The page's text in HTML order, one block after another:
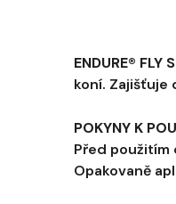
ENDURE® FLY
koní. Zajišťuje
POKYNY K
Před použitím
Opakovaně